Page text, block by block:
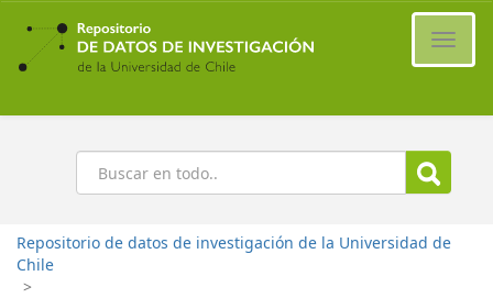
Ir
contenido
principal
Buscar
Repositorio de datos de investigación de la Universidad de
Chile
>